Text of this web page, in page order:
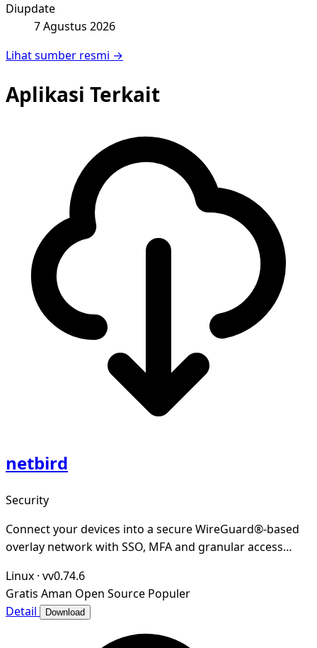
Diupdate
7 Agustus 2026
Lihat sumber resmi →
Aplikasi Terkait
netbird
Security
Connect your devices into a secure WireGuard®-based
overlay network with SSO, MFA and granular access
Linux · vv0.74.6
Gratis Aman Open Source Populer
Detail
Download